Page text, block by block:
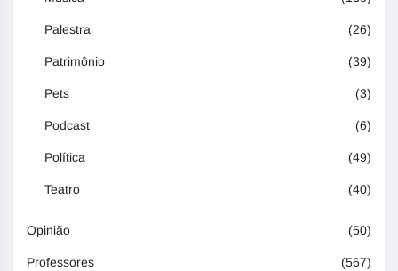
Palestra (26)
Patrimônio (39)
Pets (3)
Podcast (6)
Política (49)
Teatro (40)
Opinião (50)
Professores (567)